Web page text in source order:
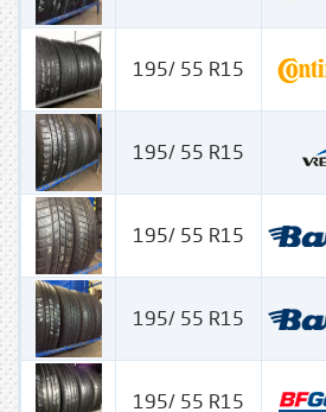
195/ 55 R15
195/ 55 R15
195/ 55 R15
195/ 55 R15
195/ 55 R15